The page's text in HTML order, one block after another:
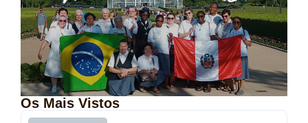
Os Mais Vistos